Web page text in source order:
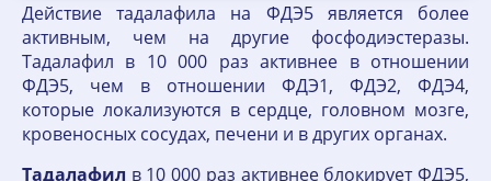
Действие тадалафила на ФДЭ5 является более
активным, чем на другие фосфодиэстеразы.
Тадалафил в 10 000 раз активнее в отношении
ФДЭ5, чем в отношении ФДЭ1, ФДЭ2, ФДЭ4,
которые локализуются в сердце, головном мозге,
кровеносных сосудах, печени и в других органах.
Тадалафил в 10 000 раз активнее блокирует ФДЭ5,